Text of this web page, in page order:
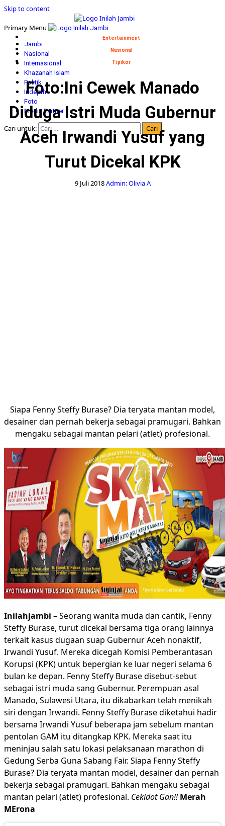
Skip to content
Primary Menu
Jambi
Nasional
Internasional
Khazanah Islam
Politik
Indepth
Foto
Media Partner
Cari untuk:
Entertainment
Nasional
Tipikor
Foto:Ini Cewek Manado
Diduga Istri Muda Gubernur
Aceh Irwandi Yusuf yang
Turut Dicekal KPK
9 Juli 2018Admin: Olivia A
Siapa Fenny Steffy Burase? Dia teryata mantan model,
desainer dan pernah bekerja sebagai pramugari. Bahkan
mengaku sebagai mantan pelari (atlet) profesional.
Inilahjambi – Seorang wanita muda dan cantik, Fenny
Steffy Burase, turut dicekal bersama tiga orang lainnya
terkait kasus dugaan suap Gubernur Aceh nonaktif,
Irwandi Yusuf. Mereka dicegah Komisi Pemberantasan
Korupsi (KPK) untuk bepergian ke luar negeri selama 6
bulan ke depan. Fenny Steffy Burase disebut-sebut
sebagai istri muda sang Gubernur. Perempuan asal
Manado, Sulawesi Utara, itu dikabarkan telah menikah
siri dengan Irwandi. Fenny Steffy Burase diketahui hadir
bersama Irwandi Yusuf beberapa jam sebelum mantan
pentolan GAM itu ditangkap KPK. Mereka saat itu
meninjau salah satu lokasi pelaksanaan marathon di
Gedung Serba Guna Sabang Fair. Siapa Fenny Steffy
Burase? Dia teryata mantan model, desainer dan pernah
bekerja sebagai pramugari. Bahkan mengaku sebagai
mantan pelari (atlet) profesional. Cekidot Gan!! Merah
MErona